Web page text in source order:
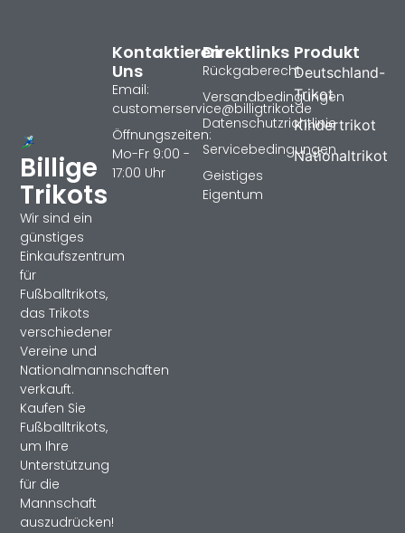
Billige
Trikots
Wir sind ein
günstiges
Einkaufszentrum
für
Fußballtrikots,
das Trikots
verschiedener
Vereine und
Nationalmannschaften
verkauft.
Kaufen Sie
Fußballtrikots,
um Ihre
Unterstützung
für die
Mannschaft
auszudrücken!
Produkt
Deutschland-
Trikot
Kindertrikot
Nationaltrikot
Direktlinks
Rückgaberecht
Versandbedingungen
Datenschutzrichtlinie
Servicebedingungen
Geistiges
Eigentum
Kontaktieren
Uns
Email:
customerservice@billigtrikotde
Öffnungszeiten:
Mo-Fr 9:00 -
17:00 Uhr